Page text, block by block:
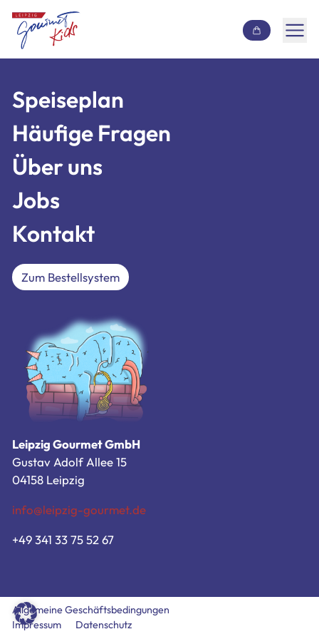
Inhalt überspringen
Häufige Fragen
Über uns
Jobs
Kontakt
Zum Bestellsystem
Allgemeine Geschäftsbedingungen
Impressum
Datenschutz
Speiseplan
Häufige Fragen
Über uns
Jobs
Kontakt
Zum Bestellsystem
Leipzig Gourmet GmbH
Gustav Adolf Allee 15
04158 Leipzig
info@leipzig-gourmet.de
+49 341 33 75 52 67
Allgemeine Geschäftsbedingungen
Impressum
Datenschutz